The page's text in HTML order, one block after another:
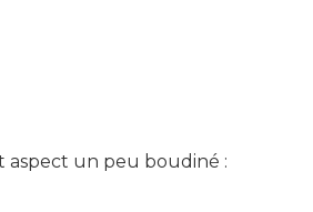
aspect un peu boudiné :